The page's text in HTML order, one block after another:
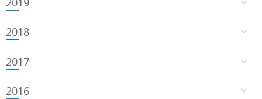
2018
2017
2016